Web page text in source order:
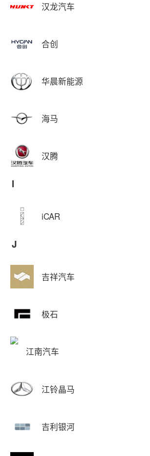
汉龙汽车
合创
华晨新能源
海马
汉腾
I
iCAR
J
吉祥汽车
极石
江南汽车
江铃晶马
吉利银河